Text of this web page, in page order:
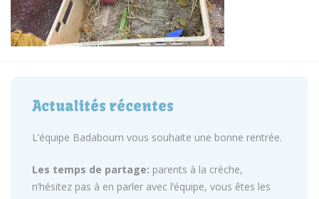
Actualités récentes
L’équipe Badaboum vous souhaite une bonne rentrée.
Les temps de partage: parents à la crèche,
n’hésitez pas à en parler avec l’équipe, vous êtes les